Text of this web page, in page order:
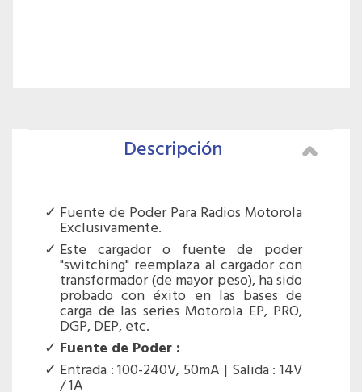
Descripción
Fuente de Poder Para Radios Motorola
Exclusivamente.
Este cargador o fuente de poder
"switching" reemplaza al cargador con
transformador (de mayor peso), ha sido
probado con éxito en las bases de
carga de las series Motorola EP, PRO,
DGP, DEP, etc.
Fuente de Poder :
Entrada : 100-240V, 50mA | Salida : 14V
/ 1A